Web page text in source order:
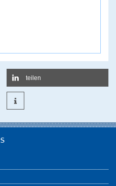
teilen